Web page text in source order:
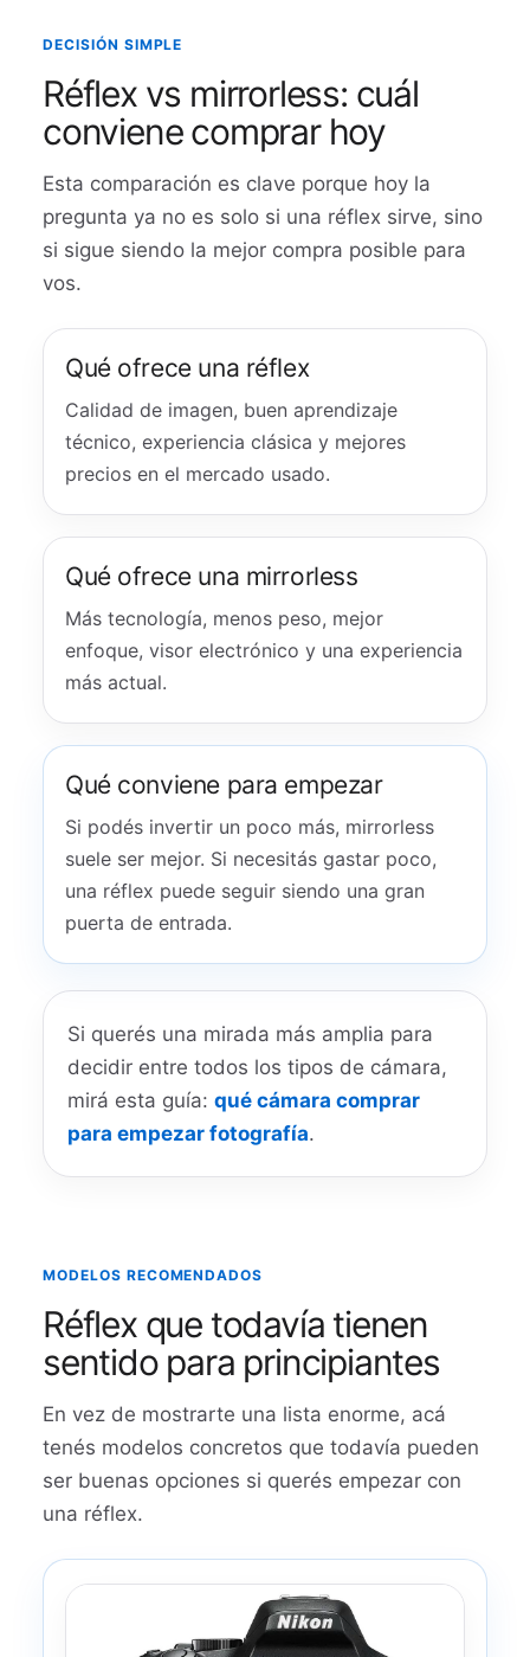
DECISIÓN SIMPLE
Réflex vs mirrorless: cuál
conviene comprar hoy
Esta comparación es clave porque hoy la
pregunta ya no es solo si una réflex sirve, sino
si sigue siendo la mejor compra posible para
vos.
Qué ofrece una réflex
Calidad de imagen, buen aprendizaje
técnico, experiencia clásica y mejores
precios en el mercado usado.
Qué ofrece una mirrorless
Más tecnología, menos peso, mejor
enfoque, visor electrónico y una experiencia
más actual.
Qué conviene para empezar
Si podés invertir un poco más, mirrorless
suele ser mejor. Si necesitás gastar poco,
una réflex puede seguir siendo una gran
puerta de entrada.
Si querés una mirada más amplia para
decidir entre todos los tipos de cámara,
mirá esta guía: qué cámara comprar
para empezar fotografía.
MODELOS RECOMENDADOS
Réflex que todavía tienen
sentido para principiantes
En vez de mostrarte una lista enorme, acá
tenés modelos concretos que todavía pueden
ser buenas opciones si querés empezar con
una réflex.